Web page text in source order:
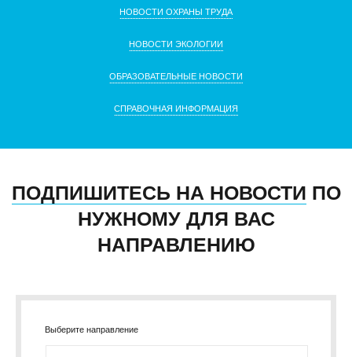
НОВОСТИ ОХРАНЫ ТРУДА
НОВОСТИ ЭКОЛОГИИ
ОБРАЗОВАТЕЛЬНЫЕ НОВОСТИ
СПРАВОЧНАЯ ИНФОРМАЦИЯ
ПОДПИШИТЕСЬ НА НОВОСТИ ПО
НУЖНОМУ ДЛЯ ВАС
НАПРАВЛЕНИЮ
Выберите направление